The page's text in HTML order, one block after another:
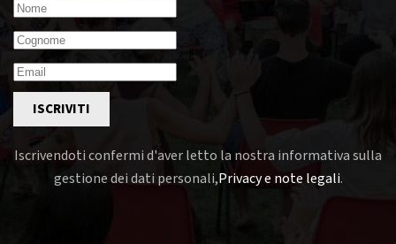
ISCRIVITI
Iscrivendoti confermi d'aver letto la nostra informativa sulla
gestione dei dati personali,Privacy e note legali.